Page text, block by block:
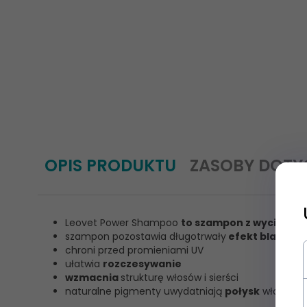
OPIS PRODUKTU ZASOBY
Leovet Power Shampoo to szampon z
szampon pozostawia długotrwały efekt blasku
chroni przed promieniami UV
ułatwia rozczesywanie
wzmacnia strukturę włosów i sierści
naturalne pigmenty uwydatniają połysk włosów i